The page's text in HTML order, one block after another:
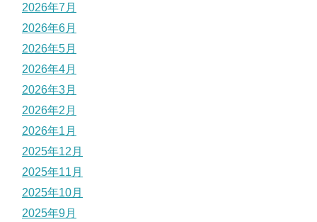
2026年7月
2026年6月
2026年5月
2026年4月
2026年3月
2026年2月
2026年1月
2025年12月
2025年11月
2025年10月
2025年9月